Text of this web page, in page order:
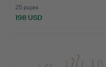
25 pujas
198 USD